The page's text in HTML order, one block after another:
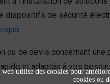
dispositifs de sécurité
.
ou de devis concernant
et adaptée à vos
web utilise des cookies pour
cookies ou